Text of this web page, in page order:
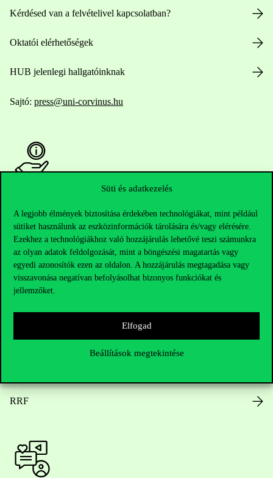
Süti és adatkezelés
A legjobb élmények biztosítása érdekében technológiákat, mint például
sütiket használunk az eszközinformációk tárolására és/vagy elérésére.
Ezekhez a technológiákhoz való hozzájárulás lehetővé teszi számunkra
az olyan adatok feldolgozását, mint a böngészési magatartás vagy
egyedi azonosítók ezen az oldalon. A hozzájárulás megtagadása vagy
visszavonása negatívan befolyásolhat bizonyos funkciókat és
jellemzőket.
Elfogad
Beállítások megtekintése
Kérdésed van a felvételivel kapcsolatban?
Oktatói elérhetőségek
HUB jelenlegi hallgatóinknak
Sajtó: press@uni-corvinus.hu
Nyitvatartás
Házirend
Közérdekű adatok
Karrier
RRF